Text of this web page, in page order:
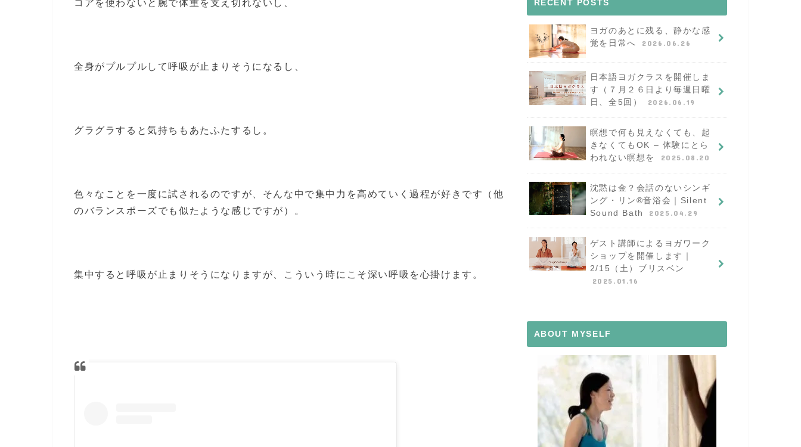
コアを使わないと腕で体重を支え切れないし、
全身がプルプルして呼吸が止まりそうになるし、
グラグラすると気持ちもあたふたするし。
色々なことを一度に試されるのですが、そんな中で集中力を高めていく過程が好きです（他
のバランスポーズでも似たような感じですが）。
集中すると呼吸が止まりそうになりますが、こういう時にこそ深い呼吸を心掛けます。
RECENT POSTS
ヨガのあとに残る、静かな感
覚を日常へ
2026.06.26
日本語ヨガクラスを開催しま
す（７月２６日より毎週日曜
日、全5回）
2026.06.19
瞑想で何も見えなくても、起
きなくてもOK – 体験にとら
われない瞑想を
2025.08.20
沈黙は金？会話のないシンギ
ング・リン®︎音浴会｜Silent
Sound Bath
2025.04.29
ゲスト講師によるヨガワーク
ショップを開催します｜
2/15（土）ブリスベン
2025.01.16
ABOUT MYSELF